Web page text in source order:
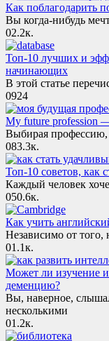
Как поблагодарить
Вы когда-нибудь
02.2к.
Топ-10 лучших и
начинающих
В этой статье
0924
My future profession
Выбирая профессию,
083.3к.
Топ-10 советов, как
Каждый человек
050.6к.
Как учить
Независимо от того,
01.1к.
Может ли изучение
деменцию?
Вы, наверное,
несколькими
01.2к.